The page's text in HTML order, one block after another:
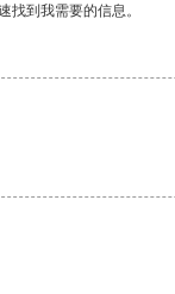
到我需要的信息。